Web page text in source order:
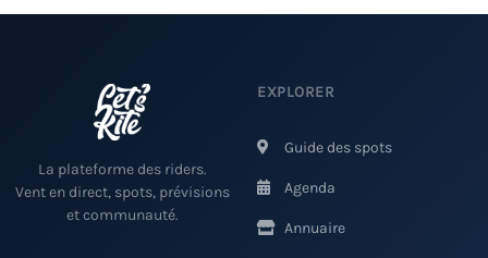
La plateforme des riders.
Vent en direct, spots, prévisions
et communauté.
EXPLORER
Guide des spots
Agenda
Annuaire